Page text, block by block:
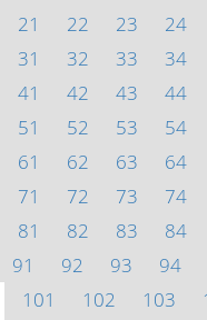
21
22 23 24
31
32 33 34
41
42 43 44
51
52 53 54
61
62 63 64
71
72 73 74
81
82 83 84
91
92 93 94
101
102 103